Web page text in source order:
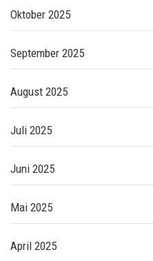
Oktober 2025
September 2025
August 2025
Juli 2025
Juni 2025
Mai 2025
April 2025